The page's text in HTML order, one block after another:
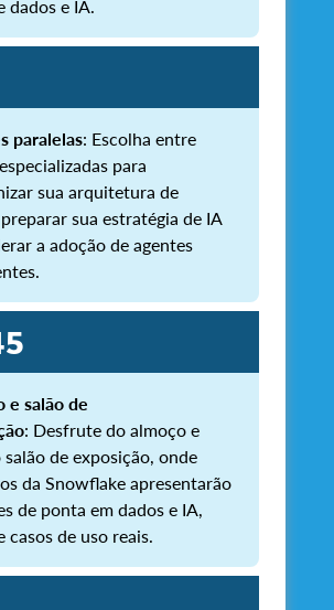
dados e IA.
paralelas: Escolha entre
para
sua arquitetura de
sua estratégia de IA
a adoção de agentes
e salão de
: Desfrute do almoço e
de exposição, onde
da Snowflake apresentarão
de ponta em dados e IA,
casos de uso reais.